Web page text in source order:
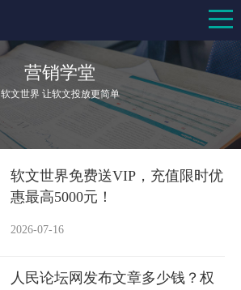
营销学堂
软文世界 让软文投放更简单
软文世界免费送VIP，充值限时优
惠最高5000元！
2026-07-16
人民论坛网发布文章多少钱？权